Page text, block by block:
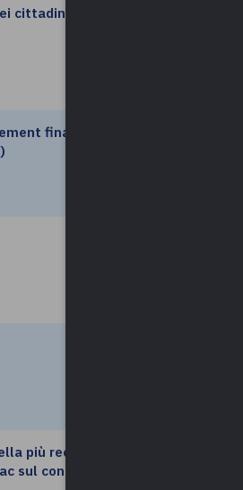
cittadini
finalizzato
più recente
sul conflitto di